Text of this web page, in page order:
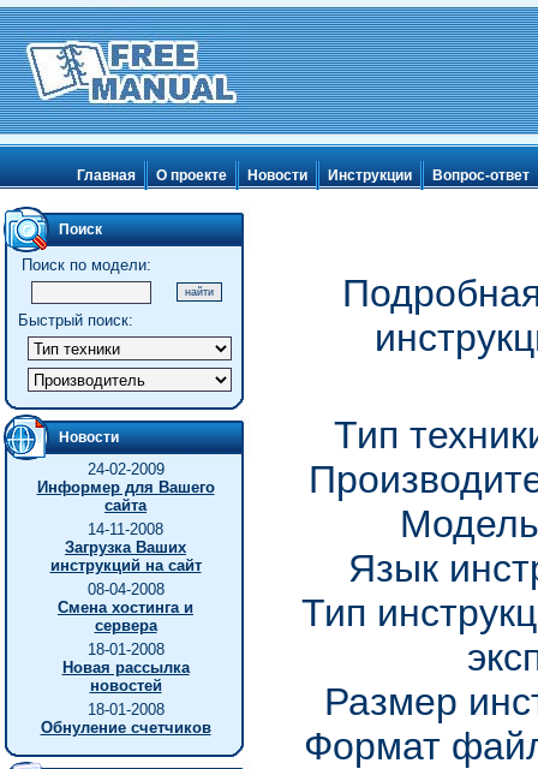
Главная О проекте Новости Инструкции Вопрос-ответ
Поиск
Поиск по модели:
Быстрый поиск:
Новости
24-02-2009
Информер для Вашего
сайта
14-11-2008
Загрузка Ваших
инструкций на сайт
08-04-2008
Смена хостинга и
сервера
18-01-2008
Новая рассылка
новостей
18-01-2008
Обнуление счетчиков
Тип
Язык
Тип
Размер
Формат